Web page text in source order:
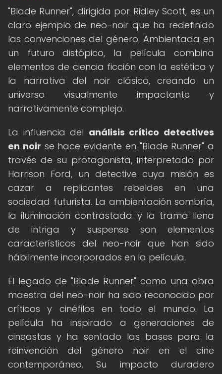
"Blade Runner", dirigida por Ridley Scott, es un
claro ejemplo de neo-noir que ha redefinido
las convenciones del género. Ambientada en
un futuro distópico, la película combina
elementos de ciencia ficción con la estética y
la narrativa del noir clásico, creando un
universo visualmente impactante y
narrativamente complejo.
La influencia del análisis crítico detectives
en noir se hace evidente en "Blade Runner" a
través de su protagonista, interpretado por
Harrison Ford, un detective cuya misión es
cazar a replicantes rebeldes en una
sociedad futurista. La ambientación sombría,
la iluminación contrastada y la trama llena
de intriga y suspense son elementos
característicos del neo-noir que han sido
hábilmente incorporados en la película.
El legado de "Blade Runner" como una obra
maestra del neo-noir ha sido reconocido por
críticos y cinéfilos en todo el mundo. La
película ha inspirado a generaciones de
cineastas y ha sentado las bases para la
reinvención del género noir en el cine
contemporáneo. Su impacto duradero